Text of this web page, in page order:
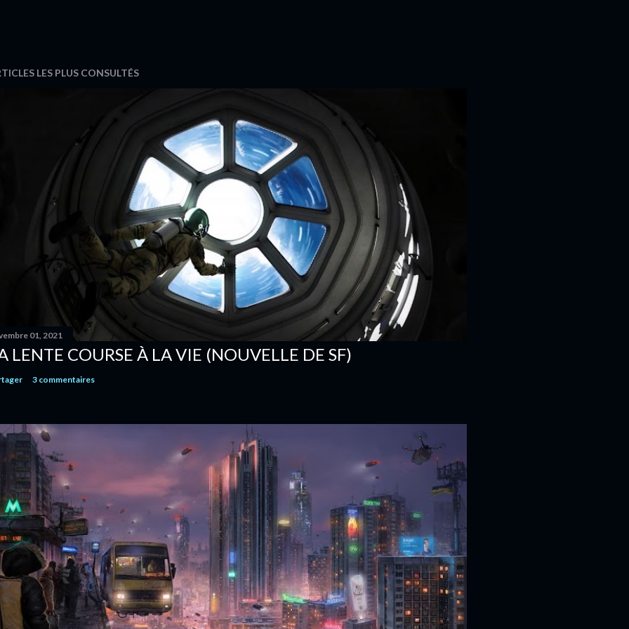
LES PLUS CONSULTÉS
01, 2021
LENTE COURSE À LA VIE (NOUVELLE DE SF)
3 commentaires